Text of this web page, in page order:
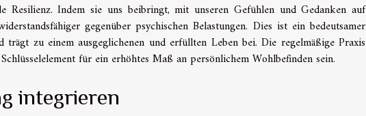
Resilienz. Indem sie uns beibringt, mit unseren Gefühlen und Gedanken auf
gegenüber psychischen Belastungen. Dies ist ein bedeutsamer
zu einem ausgeglichenen und erfüllten Leben bei. Die regelmäßige Praxis
für ein erhöhtes Maß an persönlichem Wohlbefinden sein.
integrieren